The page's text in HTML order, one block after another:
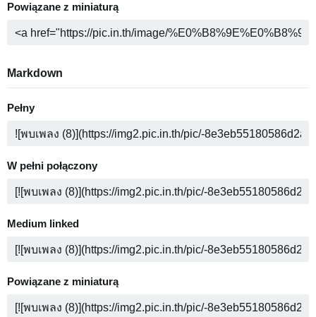
Powiązane z miniaturą
Markdown
Pełny
W pełni połączony
Medium linked
Powiązane z miniaturą